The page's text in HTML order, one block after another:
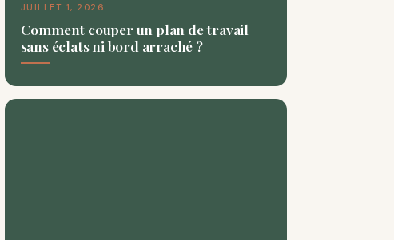
JUILLET 1, 2026
Comment couper un plan de travail
sans éclats ni bord arraché ?